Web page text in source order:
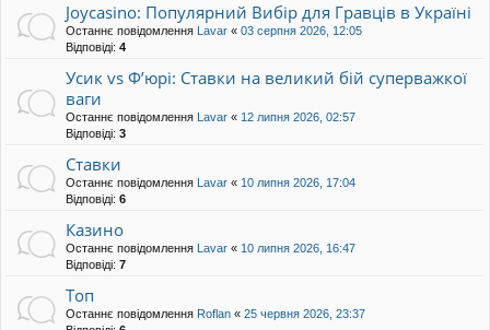
Joycasino: Популярний Вибір для Гравців в Україні
Останнє повідомлення Lavar « 03 серпня 2026, 12:05
Відповіді: 4
Усик vs Ф’юрі: Ставки на великий бій суперважкої
ваги
Останнє повідомлення Lavar « 12 липня 2026, 02:57
Відповіді: 3
Ставки
Останнє повідомлення Lavar « 10 липня 2026, 17:04
Відповіді: 6
Казино
Останнє повідомлення Lavar « 10 липня 2026, 16:47
Відповіді: 7
Топ
Останнє повідомлення Roflan « 25 червня 2026, 23:37